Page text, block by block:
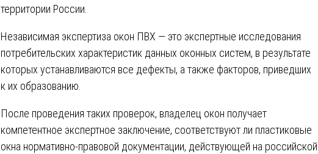
территории России.
Независимая экспертиза окон ПВХ ― это экспертные исследования
потребительских характеристик данных оконных систем, в результате
которых устанавливаются все дефекты, а также факторов, приведших
к их образованию.
После проведения таких проверок, владелец окон получает
компетентное экспертное заключение, соответствуют ли пластиковые
окна нормативно-правовой документации, действующей на российской